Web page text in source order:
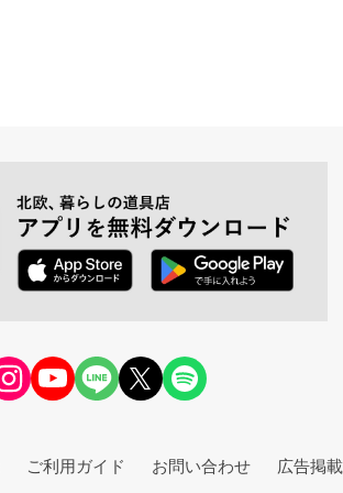
ご利用ガイド お問い合わせ 広告掲載